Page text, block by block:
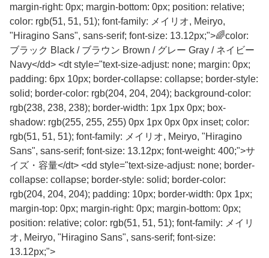
margin-right: 0px; margin-bottom: 0px; position: relative;
color: rgb(51, 51, 51); font-family: メイリオ, Meiryo,
"Hiragino Sans", sans-serif; font-size: 13.12px;">🌈color:
ブラック Black / ブラウン Brown / グレー Gray / ネイビー
Navy</dd> <dt style="text-size-adjust: none; margin: 0px;
padding: 6px 10px; border-collapse: collapse; border-style:
solid; border-color: rgb(204, 204, 204); background-color:
rgb(238, 238, 238); border-width: 1px 1px 0px; box-
shadow: rgb(255, 255, 255) 0px 1px 0px 0px inset; color:
rgb(51, 51, 51); font-family: メイリオ, Meiryo, "Hiragino
Sans", sans-serif; font-size: 13.12px; font-weight: 400;">サ
イズ・容量</dt> <dd style="text-size-adjust: none; border-
collapse: collapse; border-style: solid; border-color:
rgb(204, 204, 204); padding: 10px; border-width: 0px 1px;
margin-top: 0px; margin-right: 0px; margin-bottom: 0px;
position: relative; color: rgb(51, 51, 51); font-family: メイリ
オ, Meiryo, "Hiragino Sans", sans-serif; font-size:
13.12px;">